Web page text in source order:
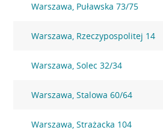
Warszawa, Puławska 73/75
Warszawa, Rzeczypospolitej 14
Warszawa, Solec 32/34
Warszawa, Stalowa 60/64
Warszawa, Strażacka 104